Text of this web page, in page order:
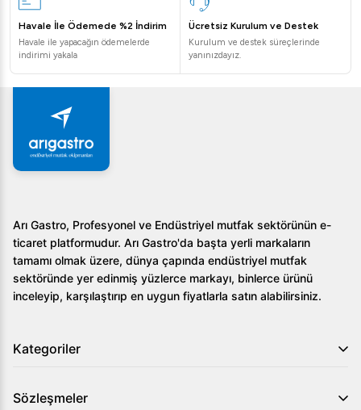
Havale İle Ödemede %2 İndirim
Havale ile yapacağın ödemelerde
indirimi yakala
Ücretsiz Kurulum ve Destek
Kurulum ve destek süreçlerinde
yanınızdayız.
Arı Gastro, Profesyonel ve Endüstriyel mutfak sektörünün e-
ticaret platformudur. Arı Gastro'da başta yerli markaların
tamamı olmak üzere, dünya çapında endüstriyel mutfak
sektöründe yer edinmiş yüzlerce markayı, binlerce ürünü
inceleyip, karşılaştırıp en uygun fiyatlarla satın alabilirsiniz.
Kategoriler
Sözleşmeler